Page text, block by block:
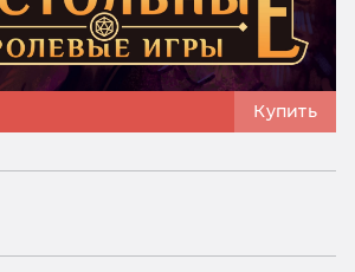
Купить